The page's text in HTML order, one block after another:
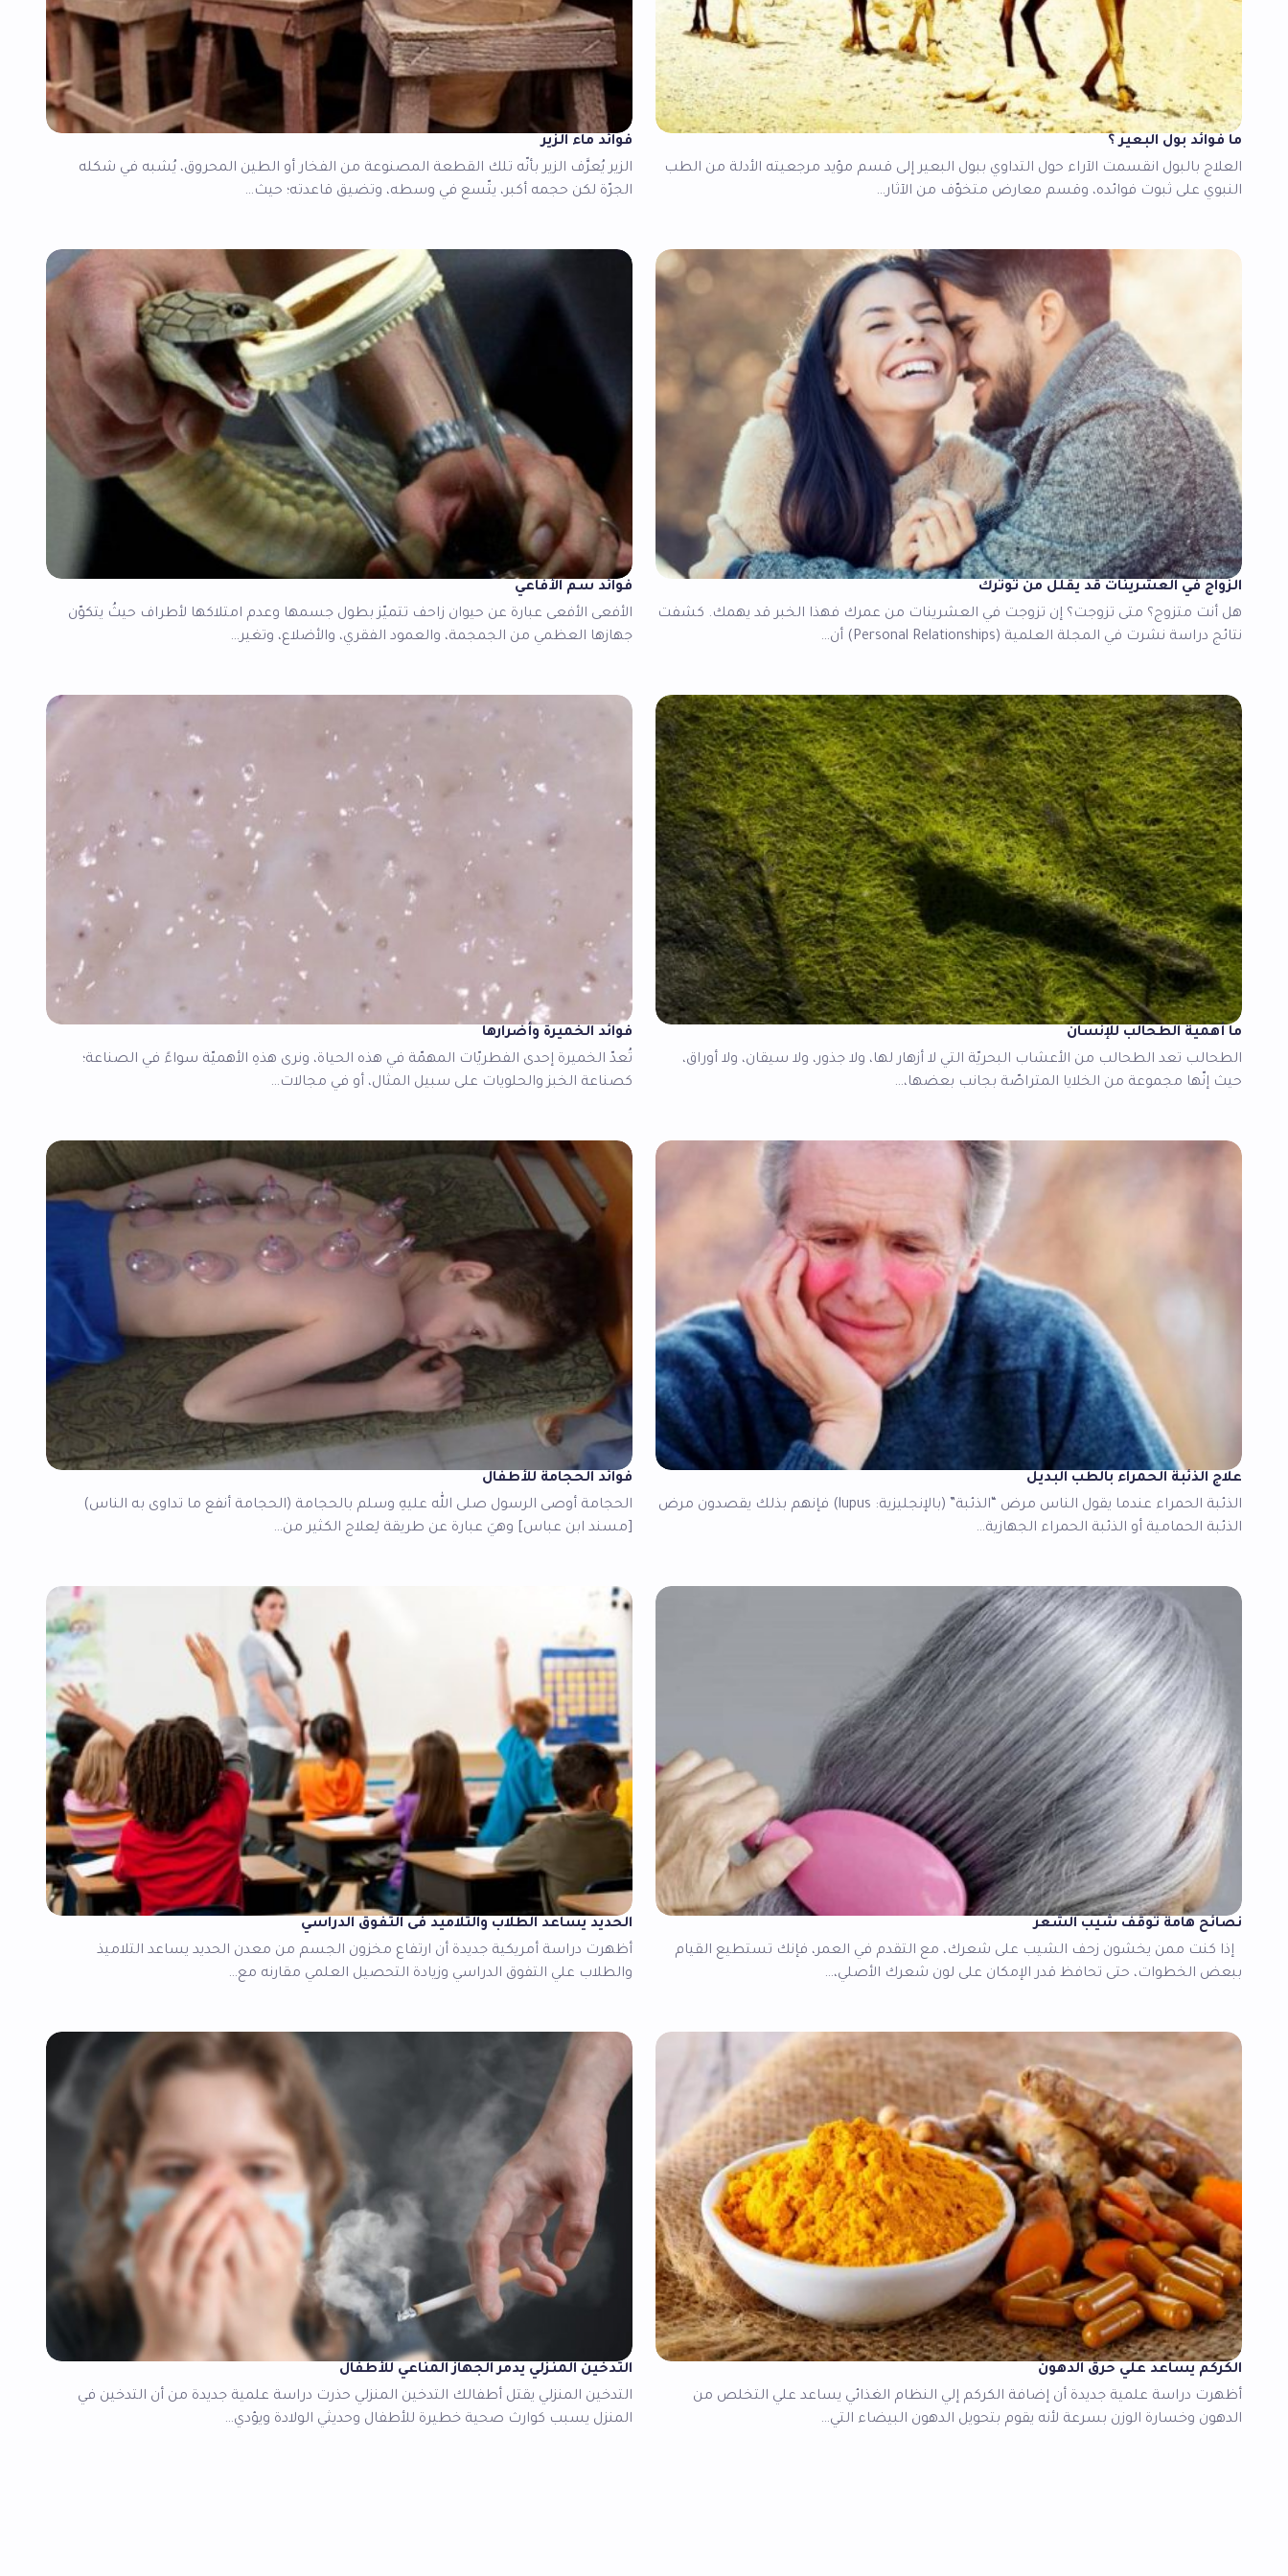
ما فوائد بول البعير ؟
العلاج بالبول انقسمت الآراء حول التداوي ببول البعير إلى قسم مؤيد مرجعيته الأدلة من الطب
النبوي على ثبوت فوائده، وقسم معارض متخوّف من الآثار…
فوائد ماء الزير
الزير يُعرَّف الزير بأنّه تلك القطعة المصنوعة من الفخار أو الطين المحروق، يُشبه في شكله
الجرّة لكن حجمه أكبر، يتّسع في وسطه، وتضيق قاعدته؛ حيث…
الزواج في العشرينات قد يقلل من توترك
هل أنت متزوج؟ متى تزوجت؟ إن تزوجت في العشرينات من عمرك فهذا الخبر قد يهمك. كشفت
نتائج دراسة نشرت في المجلة العلمية (Personal Relationships) أن…
فوائد سم الأفاعي
الأفعى الأفعى عبارة عن حيوان زاحف تتميّز بطول جسمها وعدم امتلاكها لأطراف حيثُ يتكوّن
جهازها العظمي من الجمجمة، والعمود الفقري، والأضلاع، وتغير…
ما أهمية الطحالب للإنسان
الطحالب تعد الطحالب من الأعشاب البحريّة التي لا أزهار لها، ولا جذور، ولا سيقان، ولا أوراق،
حيث إنّها مجموعة من الخلايا المتراصّة بجانب بعضها،…
فوائد الخميرة وأضرارها
تُعدّ الخميرة إحدى الفطريّات المهمّة في هذه الحياة، ونرى هذهِ الأهميّة سواءً في الصناعة؛
كصناعة الخبز والحلويات على سبيل المثال، أو في مجالات…
علاج الذئبة الحمراء بالطب البديل
الذئبة الحمراء عندما يقول الناس مرض “الذئبة” (بالإنجليزية: lupus) فإنهم بذلك يقصدون مرض
الذئبة الحمامية أو الذئبة الحمراء الجهازية…
فوائد الحجامة للأطفال
الحجامة أوصى الرسول صلى الله عليهِ وسلم بالحجامة (الحجامة أنفع ما تداوى به الناس)
[مسند ابن عباس] وهيَ عبارة عن طريقة لِعلاج الكثير من…
نصائح هامة توقف شيب الشعر
إذا كنت ممن يخشون زحف الشيب على شعرك، مع التقدم في العمر، فإنك تستطيع القيام
ببعض الخطوات، حتى تحافظ قدر الإمكان على لون شعرك الأصلي،…
الحديد يساعد الطلاب والتلاميد فى التفوق الدراسي
أظهرت دراسة أمريكية جديدة أن ارتفاع مخزون الجسم من معدن الحديد يساعد التلاميذ
والطلاب علي التفوق الدراسي وزيادة التحصيل العلمي مقارنه مع…
الكركم يساعد علي حرق الدهون
أظهرت دراسة علمية جديدة أن إضافة الكركم إلي النظام الغذائي يساعد علي التخلص من
الدهون وخسارة الوزن بسرعة لأنه يقوم بتحويل الدهون البيضاء التي…
التدخين المنزلي يدمر الجهاز المناعي للأطفال
التدخين المنزلي يقتل أطفالك التدخين المنزلي حذرت دراسة علمية جديدة من أن التدخين في
المنزل يسبب كوارث صحية خطيرة للأطفال وحديثي الولادة ويؤدي…